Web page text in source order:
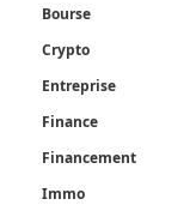
Bourse
Crypto
Entreprise
Finance
Financement
Immo